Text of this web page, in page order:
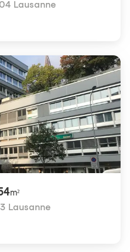
Lausanne
m²
Lausanne